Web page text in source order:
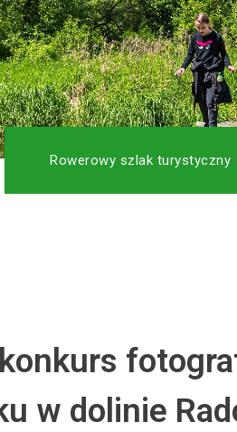
Rowerowy szlak turystyczny
w dolinie